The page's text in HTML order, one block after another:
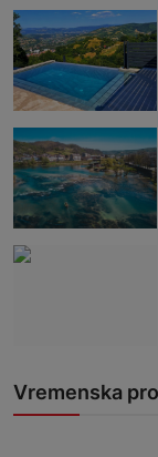
Vremenska